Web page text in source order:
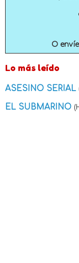
O
Lo más leído
ASESINO SERIAL
EL SUBMARINO